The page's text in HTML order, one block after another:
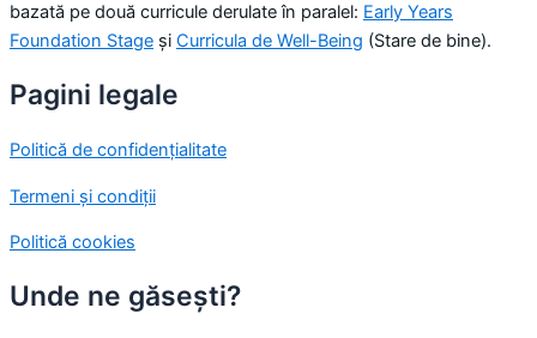
bazată pe două curricule derulate în paralel: Early Years
Foundation Stage și Curricula de Well-Being (Stare de bine).
Pagini legale
Politică de confidențialitate
Termeni și condiții
Politică cookies
Unde ne găsești?